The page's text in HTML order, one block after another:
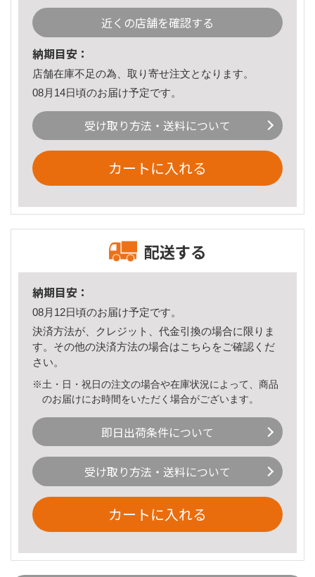
近くの店舗を確認する
納期目安：
店舗在庫不足の為、取り寄せ注文となります。
08月14日頃のお届け予定です。
受け取り方法・送料について
カートに入れる
配送する
納期目安：
08月12日頃のお届け予定です。
決済方法が、クレジット、代金引換の場合に限りま
す。その他の決済方法の場合はこちら をご確認くだ
さい。
※土・日・祝日の注文の場合や在庫状況によって、商品
のお届けにお時間をいただく場合がございます。
即日出荷条件について
受け取り方法・送料について
カートに入れる